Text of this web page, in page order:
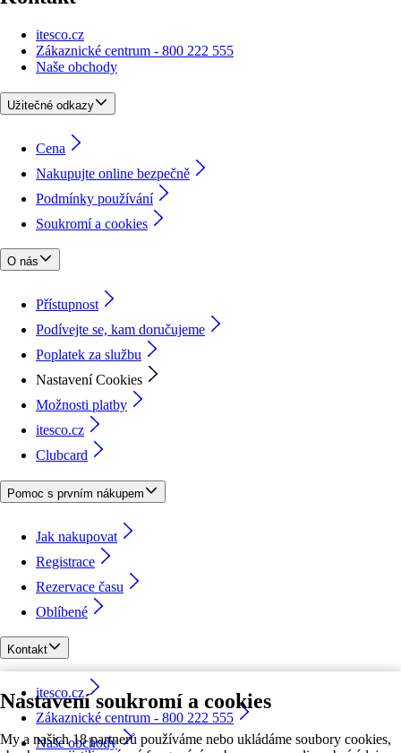
Nastavení soukromí a cookies
My a našich 18 partnerů používáme nebo ukládáme soubory cookies,
itesco.cz
Zákaznické centrum - 800 222 555
Naše obchody
Užitečné odkazy
Cena
Nakupujte online bezpečně
Podmínky používání
Soukromí a cookies
O nás
Přístupnost
Podívejte se, kam doručujeme
Poplatek za službu
Nastavení Cookies
Možnosti platby
itesco.cz
Clubcard
Pomoc s prvním nákupem
Jak nakupovat
Registrace
Rezervace času
Oblíbené
Kontakt
itesco.cz
Zákaznické centrum - 800 222 555
Naše obchody